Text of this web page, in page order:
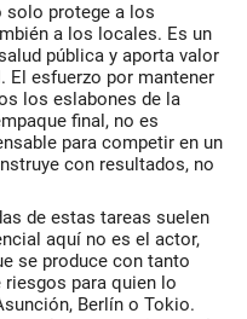
solo protege a los
a los locales. Es un
pública y aporta valor
El esfuerzo por mantener
los eslabones de la
final, no es
para competir en un
con resultados, no
de estas tareas suelen
aquí no es el actor,
se produce con tanto
para quien lo
Berlín o Tokio.